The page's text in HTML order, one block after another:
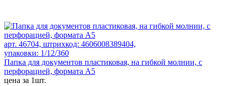
арт. 46704, штрихкод: 4606008389404,
упаковки: 1/12/360
Папка для документов пластиковая, на гибкой молнии, с
перфорацией, формата А5
цена за 1шт.